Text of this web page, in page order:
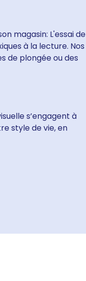
magasin: L'essai de
à la lecture. Nos
de plongée ou des
s’engagent à
style de vie, en